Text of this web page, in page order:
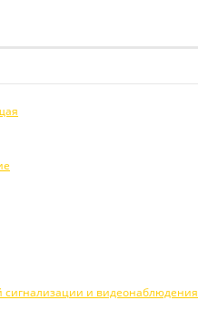
сигнализации и видеонаблюдения